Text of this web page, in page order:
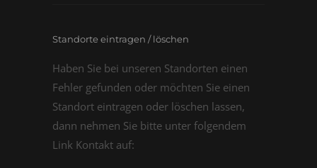
Standorte eintragen / löschen
Haben Sie bei unseren Standorten einen
Fehler gefunden oder möchten Sie einen
Standort eintragen oder löschen lassen,
dann nehmen Sie bitte unter folgendem
Link Kontakt auf: